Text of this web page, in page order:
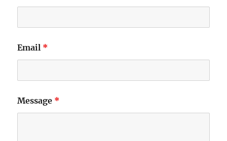
Email *
Message *